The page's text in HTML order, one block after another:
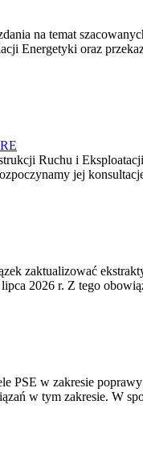
na temat
Energetyki oraz
Ruchu i
jej
zaktualizować
2026 r. Z tego
PSE w zakresie
w tym zakresie. W